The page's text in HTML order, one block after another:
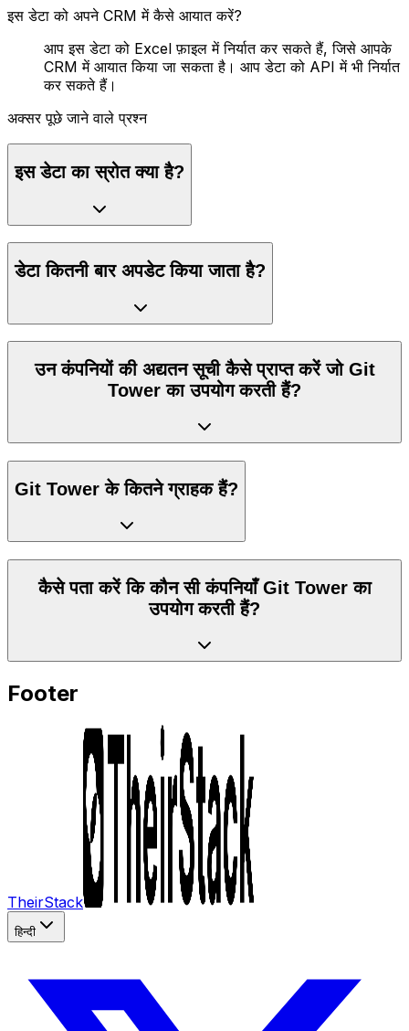
इस डेटा को अपने CRM में कैसे आयात करें?
आप इस डेटा को Excel फ़ाइल में निर्यात कर सकते हैं, जिसे आपके
CRM में आयात किया जा सकता है। आप डेटा को API में भी निर्यात
कर सकते हैं।
अक्सर पूछे जाने वाले प्रश्न
इस डेटा का स्रोत क्या है?
डेटा कितनी बार अपडेट किया जाता है?
उन कंपनियों की अद्यतन सूची कैसे प्राप्त करें जो Git
Tower का उपयोग करती हैं?
Git Tower के कितने ग्राहक हैं?
कैसे पता करें कि कौन सी कंपनियाँ Git Tower का
उपयोग करती हैं?
Footer
TheirStack
हिन्दी